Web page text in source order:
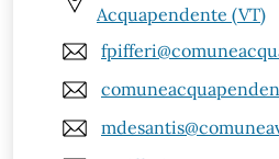
Acquapendente (VT)